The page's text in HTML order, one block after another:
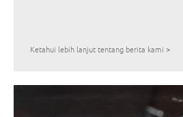
Ketahui lebih lanjut tentang berita kami >